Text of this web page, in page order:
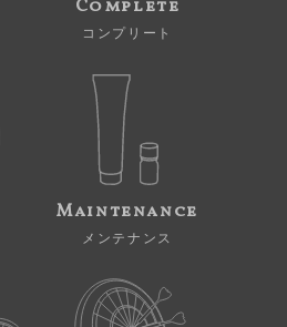
Complete
コンプリート
Maintenance
メンテナンス